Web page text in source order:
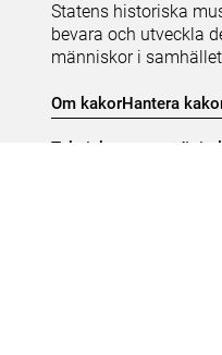
Statens historiska
bevara och utveckla
människor i
Om kakorHantera
Teknisk support: